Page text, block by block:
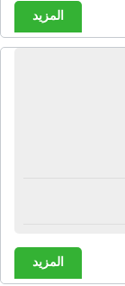
المزيد
المزيد